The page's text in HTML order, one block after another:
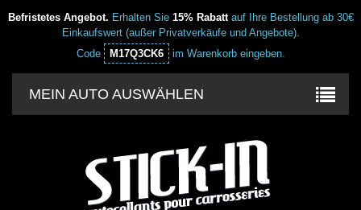
Befristetes Angebot. Erhalten Sie 15% Rabattauf Ihre Bestellung ab 30€
Einkaufswert (außer Privatverkäufe und Angebote).
Code
M17Q3CK6 im Warenkorb eingeben.
MEIN AUTO AUSWÄHLEN